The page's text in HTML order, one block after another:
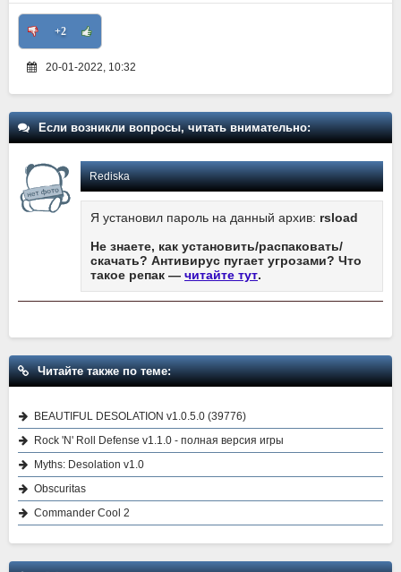
+2
20-01-2022, 10:32
Если возникли вопросы, читать внимательно:
Rediska
Я установил пароль на данный архив: rsload
Не знаете, как установить/распаковать/
скачать? Антивирус пугает угрозами? Что
такое репак — читайте тут.
Читайте также по теме:
BEAUTIFUL DESOLATION v1.0.5.0 (39776)
Rock 'N' Roll Defense v1.1.0 - полная версия игры
Myths: Desolation v1.0
Obscuritas
Commander Cool 2